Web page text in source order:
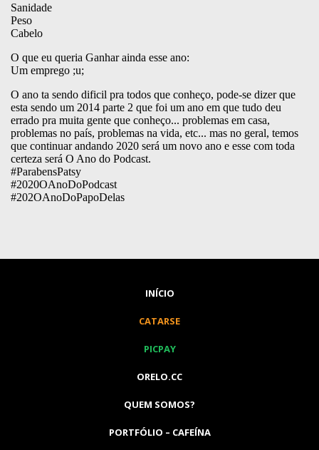
INÍCIO
CATARSE
PICPAY
ORELO.CC
QUEM SOMOS?
PORTFÓLIO – CAFEÍNA